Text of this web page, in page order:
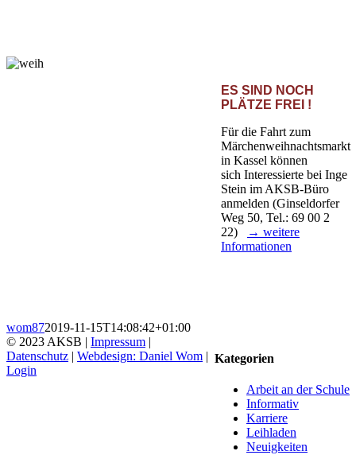
ES SIND NOCH
PLÄTZE FREI !
Für die Fahrt zum
Märchenweihnachtsmarkt
in Kassel können
sich Interessierte bei Inge
Stein im AKSB-Büro
anmelden (Ginseldorfer
Weg 50, Tel.: 69 00 2
22)
→ weitere
Informationen
wom872019-11-15T14:08:42+01:00
Kategorien
Arbeit an der Schule
Informativ
Karriere
Leihladen
Neuigkeiten
© 2023 AKSB | Impressum |
Datenschutz | Webdesign: Daniel Wom |
Login